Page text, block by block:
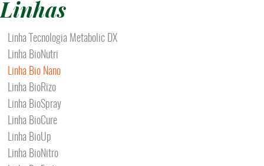
Linhas
Linha Tecnologia Metabolic DX
Linha BioNutri
Linha Bio Nano
Linha BioRizo
Linha BioSpray
Linha BioCure
Linha BioUp
Linha BioNitro